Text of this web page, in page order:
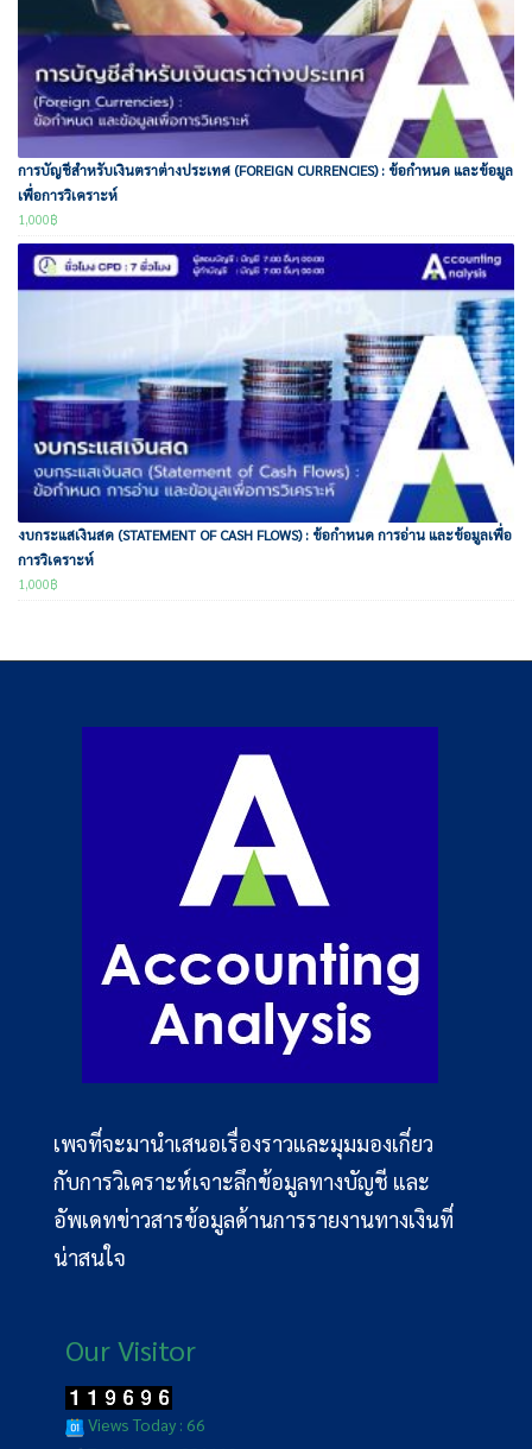
การบัญชีสำหรับเงินตราต่างประเทศ (FOREIGN CURRENCIES) : ข้อกำหนด และข้อมูล
เพื่อการวิเคราะห์
1,000฿
งบกระแสเงินสด (STATEMENT OF CASH FLOWS) : ข้อกำหนด การอ่าน และข้อมูลเพื่อ
การวิเคราะห์
1,000฿
เพจที่จะมานำเสนอเรื่องราวและมุมมองเกี่ยว
กับการวิเคราะห์เจาะลึกข้อมูลทางบัญชี และ
อัพเดทข่าวสารข้อมูลด้านการรายงานทางเงินที่
น่าสนใจ
Our Visitor
Views Today : 66